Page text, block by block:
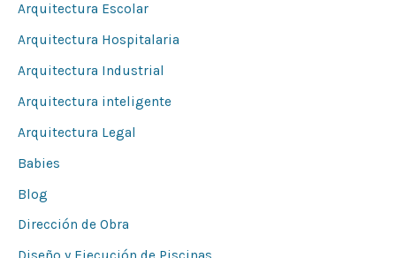
Arquitectura Escolar
Arquitectura Hospitalaria
Arquitectura Industrial
Arquitectura inteligente
Arquitectura Legal
Babies
Blog
Dirección de Obra